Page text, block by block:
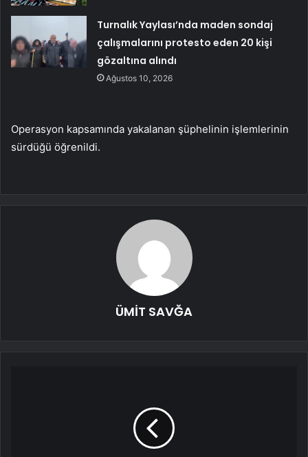
Turnalık Yaylası’nda maden sondaj
çalışmalarını protesto eden 20 kişi
gözaltına alındı
Ağustos 10, 2026
Operasyon kapsamında yakalanan şüphelinin işlemlerinin
sürdüğü öğrenildi.
ÜMİT SAVĞA